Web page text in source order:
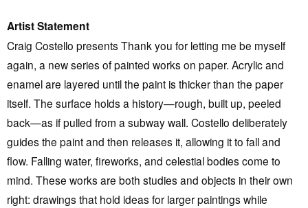
Artist Statement
Craig Costello presents Thank you for letting me be myself
again, a new series of painted works on paper. Acrylic and
enamel are layered until the paint is thicker than the paper
itself. The surface holds a history—rough, built up, peeled
back—as if pulled from a subway wall. Costello deliberately
guides the paint and then releases it, allowing it to fall and
flow. Falling water, fireworks, and celestial bodies come to
mind. These works are both studies and objects in their own
right: drawings that hold ideas for larger paintings while